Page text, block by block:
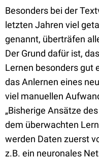
Besonders bei der
letzten Jahren viel
genannt, überträfen
Der Grund dafür ist,
Lernen besonders gut
das Anlernen eines
viel manuellen
„Bisherige Ansätze
dem überwachten
werden Daten zuerst
z.B. ein neuronales